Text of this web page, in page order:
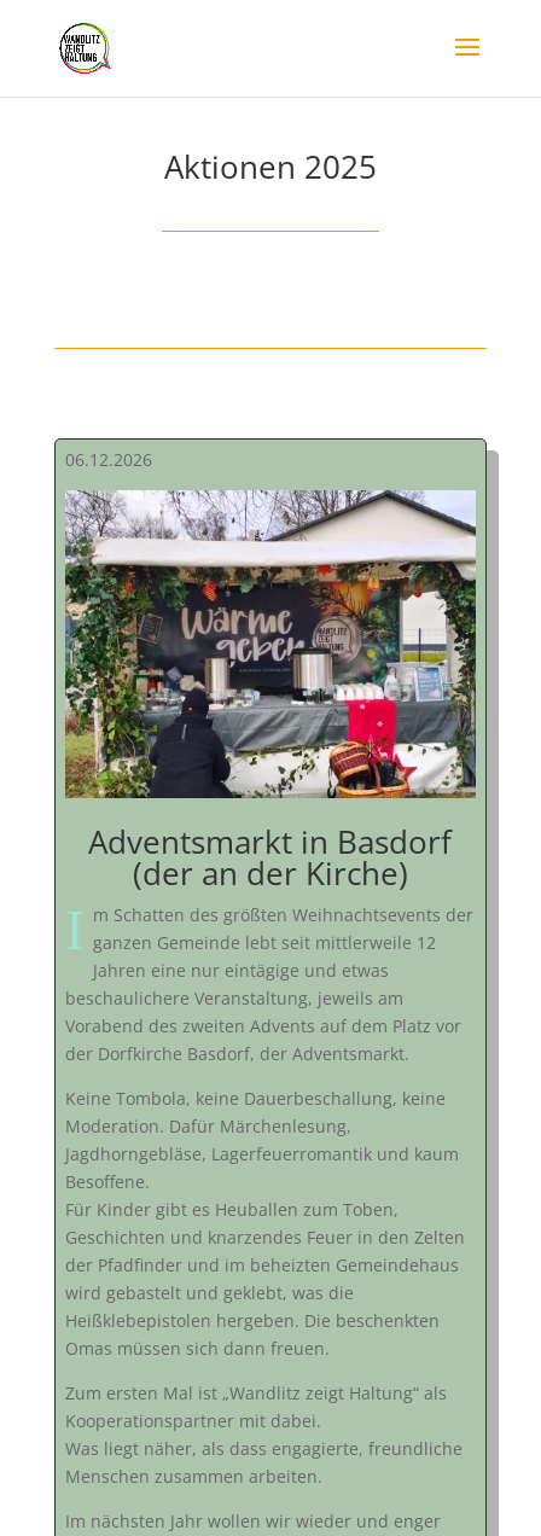
Aktionen 2025
06.12.2026
Adventsmarkt in Basdorf
(der an der Kirche)
I m Schatten des größten Weihnachtsevents der
ganzen Gemeinde lebt seit mittlerweile 12
Jahren eine nur eintägige und etwas
beschaulichere Veranstaltung, jeweils am
Vorabend des zweiten Advents auf dem Platz vor
der Dorfkirche Basdorf, der Adventsmarkt.
Keine Tombola, keine Dauerbeschallung, keine
Moderation. Dafür Märchenlesung,
Jagdhorngebläse, Lagerfeuerromantik und kaum
Besoffene.
Für Kinder gibt es Heuballen zum Toben,
Geschichten und knarzendes Feuer in den Zelten
der Pfadfinder und im beheizten Gemeindehaus
wird gebastelt und geklebt, was die
Heißklebepistolen hergeben. Die beschenkten
Omas müssen sich dann freuen.
Zum ersten Mal ist „Wandlitz zeigt Haltung“ als
Kooperationspartner mit dabei.
Was liegt näher, als dass engagierte, freundliche
Menschen zusammen arbeiten.
Im nächsten Jahr wollen wir wieder und enger